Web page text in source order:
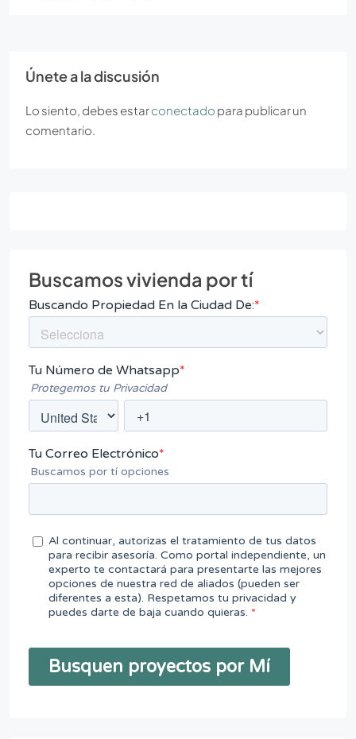
Únete a la discusión
Lo siento, debes estarconectado para publicar un
comentario.
Buscamos vivienda por tí